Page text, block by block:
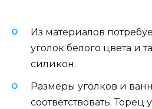
Из материалов
уголок белого цвета и
силикон.
Размеры уголков и
соответствовать.